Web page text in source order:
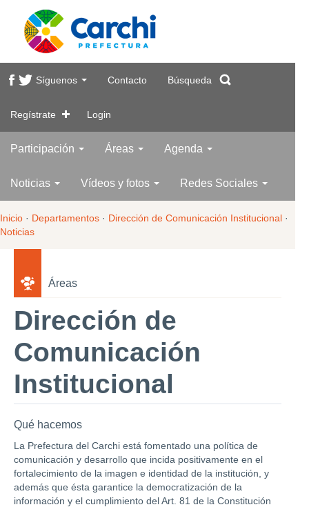
Síguenos Contacto Búsqueda
Regístrate Login
Participación Áreas Agenda
Noticias Vídeos y fotos Redes Sociales
Inicio · Departamentos · Dirección de Comunicación Institucional ·
Noticias
Áreas
Dirección de
Comunicación
Institucional
Qué hacemos
La Prefectura del Carchi está fomentado una política de
comunicación y desarrollo que incida positivamente en el
fortalecimiento de la imagen e identidad de la institución, y
además que ésta garantice la democratización de la
información y el cumplimiento del Art. 81 de la Constitución